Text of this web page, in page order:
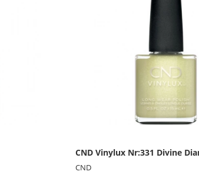
CND Vinylux Nr:331 Divine
CND